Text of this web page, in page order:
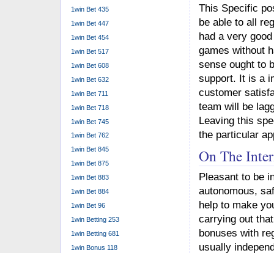
This Specific
be able to all
had a very
games without
sense ought to
support. It is a
customer
team will be
Leaving this
the particular
On The
Pleasant to be
autonomous,
help to make
carrying out
bonuses with
usually
1win Bet 435
1win Bet 447
1win Bet 454
1win Bet 517
1win Bet 608
1win Bet 632
1win Bet 711
1win Bet 718
1win Bet 745
1win Bet 762
1win Bet 845
1win Bet 875
1win Bet 883
1win Bet 884
1win Bet 96
1win Betting 253
1win Betting 681
1win Bonus 118